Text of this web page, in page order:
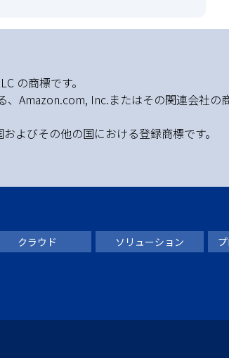
の商標です。
Amazon.com, Inc.またはその関連会社の
よびその他の国における登録商標です。
クラウド ソリューション